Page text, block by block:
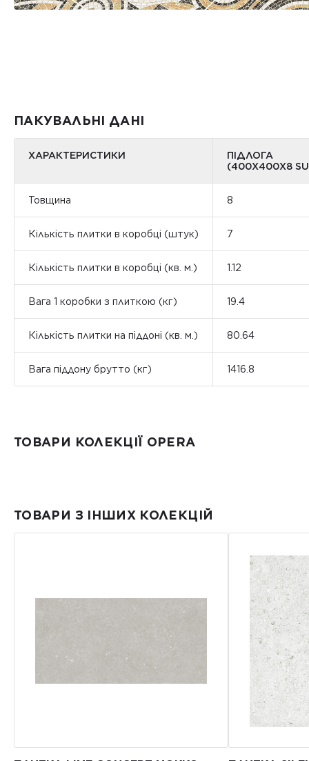
ПАКУВАЛЬНІ ДАНІ
ХАРАКТЕРИСТИКИ
ПІДЛОГА
(400Х400Х8
Товщина 8
Кількість плитки в коробці (штук) 7
Кількість плитки в коробці (кв. м.) 1.12
Вага 1 коробки з плиткою (кг) 19.4
Кількість плитки на піддоні (кв. м.) 80.64
Вага піддону брутто (кг) 1416.8
ТОВАРИ КОЛЕКЦІЇ OPERA
ТОВАРИ З ІНШИХ КОЛЕКЦІЙ